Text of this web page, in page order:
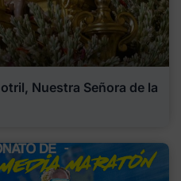
Nuestra Señora de la